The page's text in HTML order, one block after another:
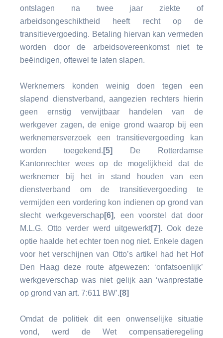
ontslagen na twee jaar ziekte of
arbeidsongeschiktheid heeft recht op de
transitievergoeding. Betaling hiervan kan vermeden
worden door de arbeidsovereenkomst niet te
beëindigen, oftewel te laten slapen.
Werknemers konden weinig doen tegen een
slapend dienstverband, aangezien rechters hierin
geen ernstig verwijtbaar handelen van de
werkgever zagen, de enige grond waarop bij een
werknemersverzoek een transitievergoeding kan
worden toegekend. [5]
De Rotterdamse
Kantonrechter wees op de mogelijkheid dat de
werknemer bij het in stand houden van een
dienstverband om de transitievergoeding te
vermijden een vordering kon indienen op grond van
slecht werkgeverschap[6], een voorstel dat door
M.L.G. Otto verder werd uitgewerkt[7]. Ook deze
optie haalde het echter toen nog niet. Enkele dagen
voor het verschijnen van Otto’s artikel had het Hof
Den Haag deze route afgewezen: ‘onfatsoenlijk’
werkgeverschap was niet gelijk aan ‘wanprestatie
op grond van art. 7:611 BW’. [8]
Omdat de politiek dit een onwenselijke situatie
vond, werd de Wet compensatieregeling